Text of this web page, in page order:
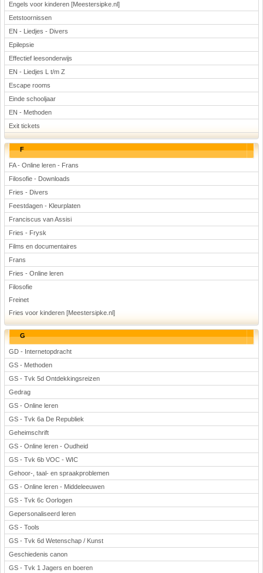
Engels voor kinderen [Meestersipke.nl]
Eetstoornissen
EN - Liedjes - Divers
Epilepsie
Effectief leesonderwijs
EN - Liedjes L t/m Z
Escape rooms
Einde schooljaar
EN - Methoden
Exit tickets
F
FA - Online leren - Frans
Filosofie - Downloads
Fries - Divers
Feestdagen - Kleurplaten
Franciscus van Assisi
Fries - Frysk
Films en documentaires
Frans
Fries - Online leren
Filosofie
Freinet
Fries voor kinderen [Meestersipke.nl]
G
GD - Internetopdracht
GS - Methoden
GS - Tvk 5d Ontdekkingsreizen
Gedrag
GS - Online leren
GS - Tvk 6a De Republiek
Geheimschrift
GS - Online leren - Oudheid
GS - Tvk 6b VOC - WIC
Gehoor-, taal- en spraakproblemen
GS - Online leren - Middeleeuwen
GS - Tvk 6c Oorlogen
Gepersonaliseerd leren
GS - Tools
GS - Tvk 6d Wetenschap / Kunst
Geschiedenis canon
GS - Tvk 1 Jagers en boeren